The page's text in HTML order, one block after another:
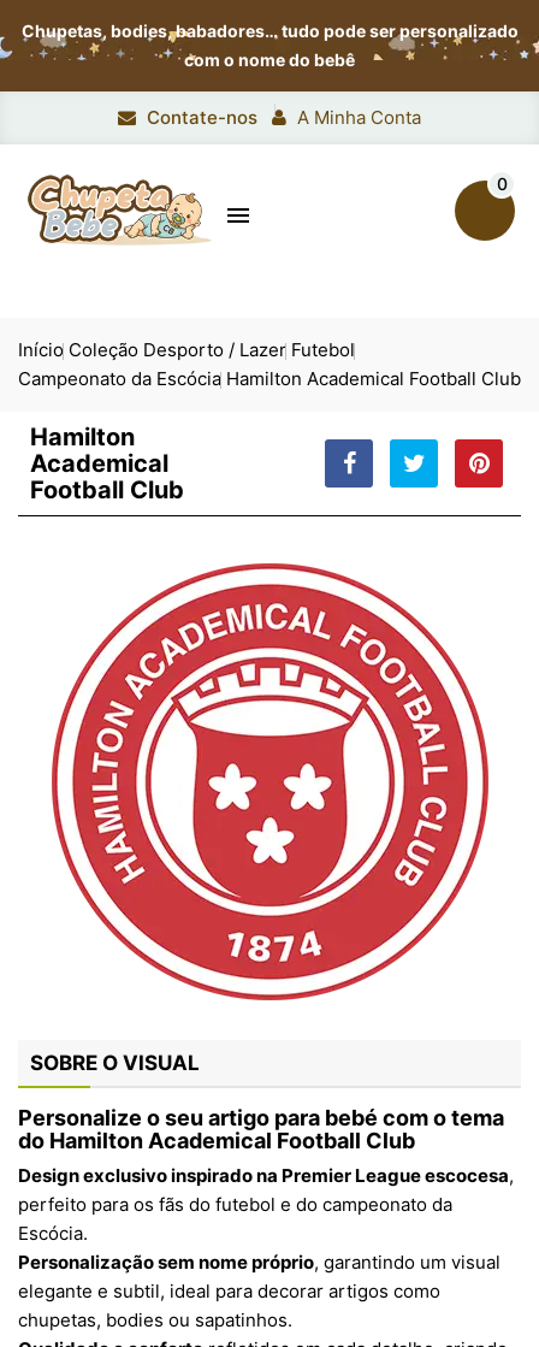
Chupetas, bodies, babadores…tudo pode ser personalizado
com o nome do bebê
Contate-nos A Minha Conta

0
Início Coleção Desporto / Lazer Futebol
Campeonato da Escócia Hamilton Academical Football Club
Hamilton
Academical
Football Club
SOBRE O VISUAL
Personalize o seu artigo para bebé com o tema
do Hamilton Academical Football Club
Design exclusivo inspirado na Premier League escocesa,
perfeito para os fãs do futebol e do campeonato da
Escócia.
Personalização sem nome próprio, garantindo um visual
elegante e subtil, ideal para decorar artigos como
chupetas, bodies ou sapatinhos.